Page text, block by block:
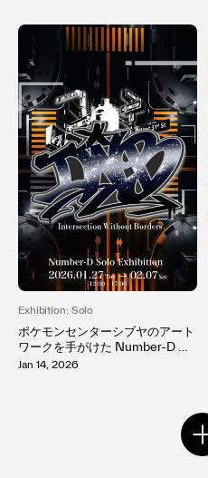
Exhibition: Solo
ポケモンセンターシブヤのアート
ワークを手がけた Number-D ニ
ューヨーク発祥のグラフィティを
Jan 14, 2026